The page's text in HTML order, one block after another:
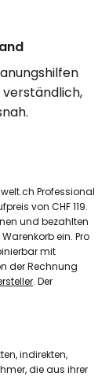
Professional
von CHF 119.
und bezahlten
ein. Pro
mit
der Rechnung
. Der
indirekten,
die aus ihrer